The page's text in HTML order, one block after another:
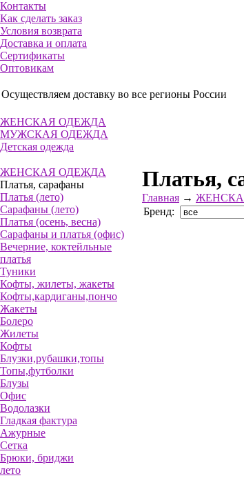
Контакты
Как сделать заказ
Условия возврата
Доставка и оплата
Сертификаты
Оптовикам
Осуществляем доставку во все регионы России
ЖЕНСКАЯ ОДЕЖДА
МУЖСКАЯ ОДЕЖДА
Детская одежда
ЖЕНСКАЯ ОДЕЖДА
Платья, сарафаны
Платья (лето)
Сарафаны (лето)
Платья (осень, весна)
Сарафаны и платья (офис)
Вечерние, коктейльные
платья
Туники
Кофты, жилеты, жакеты
Кофты,кардиганы,пончо
Жакеты
Болеро
Жилеты
Кофты
Блузки,рубашки,топы
Топы,футболки
Блузы
Офис
Водолазки
Гладкая фактура
Ажурные
Сетка
Брюки, бриджи
лето
Платья,
Главная →
Бренд: